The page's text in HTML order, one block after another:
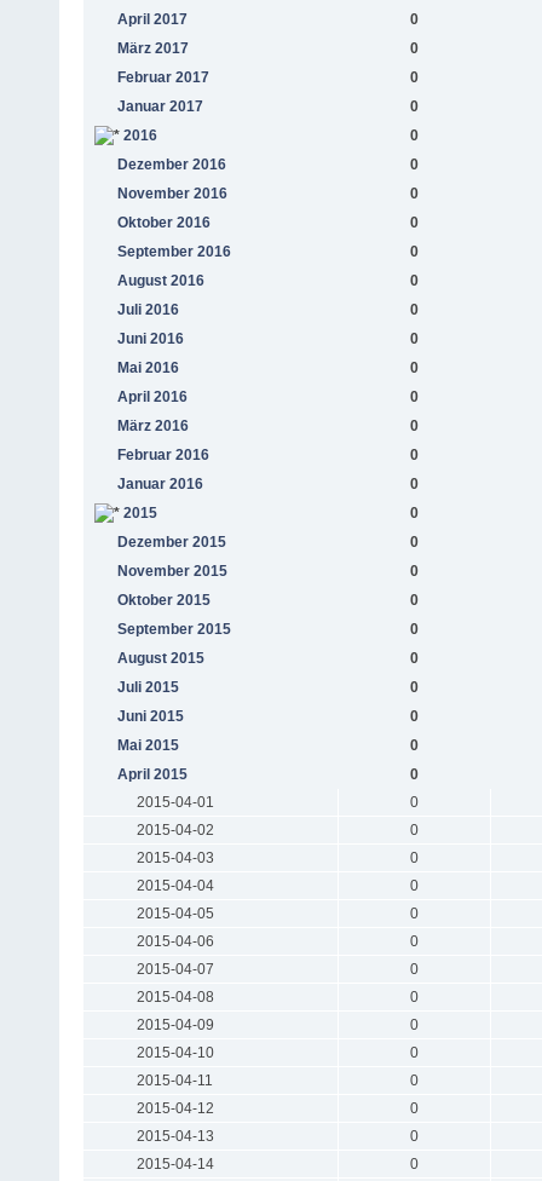
April 2017
0
März 2017
0
Februar 2017
0
Januar 2017
0
2016
0
Dezember 2016
0
November 2016
0
Oktober 2016
0
September 2016
0
August 2016
0
Juli 2016
0
Juni 2016
0
Mai 2016
0
April 2016
0
März 2016
0
Februar 2016
0
Januar 2016
0
2015
0
Dezember 2015
0
November 2015
0
Oktober 2015
0
September 2015
0
August 2015
0
Juli 2015
0
Juni 2015
0
Mai 2015
0
April 2015
0
2015-04-01
0
2015-04-02
0
2015-04-03
0
2015-04-04
0
2015-04-05
0
2015-04-06
0
2015-04-07
0
2015-04-08
0
2015-04-09
0
2015-04-10
0
2015-04-11
0
2015-04-12
0
2015-04-13
0
2015-04-14
0